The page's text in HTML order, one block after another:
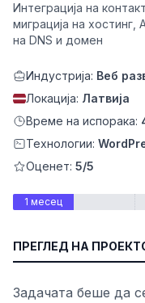
Интеграција на
миграција на хостинг,
на DNS и домен
Индустрија: Веб
Локација: Латвија
Време на испорака:
Технологии:
Оценет: 5/5
1 месец
ПРЕГЛЕД НА
Задачата беше да